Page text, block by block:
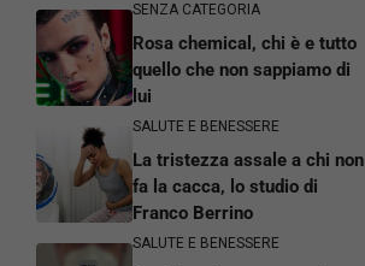
SENZA CATEGORIA
Rosa chemical, chi è e tutto
quello che non sappiamo di
lui
SALUTE E BENESSERE
La tristezza assale a chi non
fa la cacca, lo studio di
Franco Berrino
SALUTE E BENESSERE